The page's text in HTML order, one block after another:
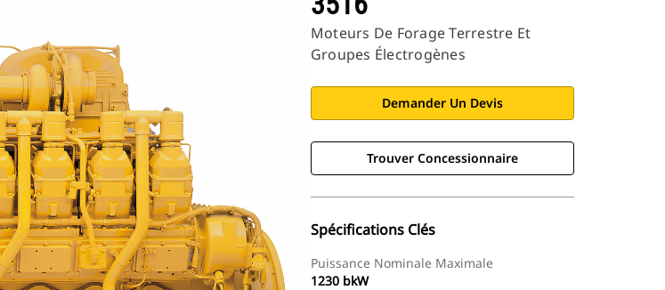
Moteurs De Forage Terrestre Et
Groupes Électrogènes
Demander Un Devis
Trouver Concessionnaire
Spécifications Clés
Puissance Nominale Maximale
1230 bkW